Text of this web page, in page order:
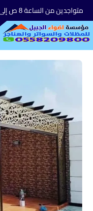
متواجدين من الساعة 8 ص إلى 10 م